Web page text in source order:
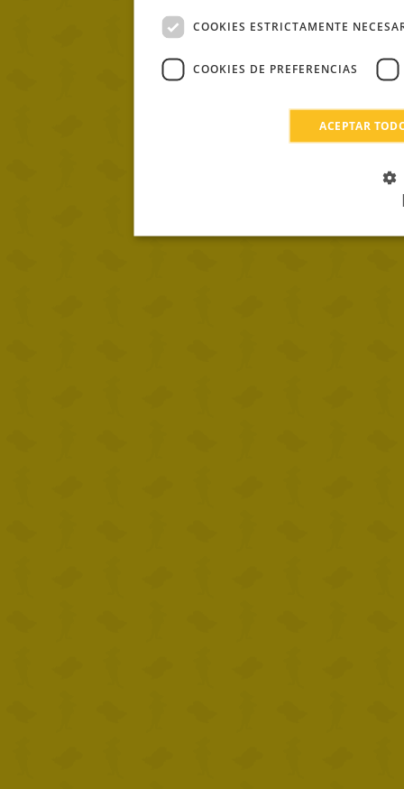
COOKIES ESTRICTAMENTE
COOKIES DE PREFERENCIAS
ACEPTAR